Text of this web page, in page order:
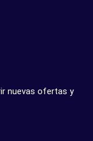
nuevas ofertas y